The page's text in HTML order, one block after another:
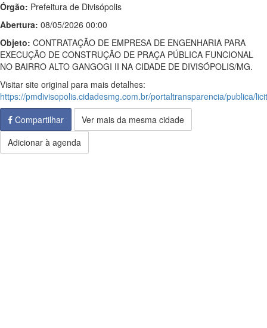
Órgão: Prefeitura de Divisópolis
Abertura: 08/05/2026 00:00
Objeto: CONTRATAÇÃO DE EMPRESA DE ENGENHARIA PARA
EXECUÇÃO DE CONSTRUÇÃO DE PRAÇA PÚBLICA FUNCIONAL
NO BAIRRO ALTO GANGOGI II NA CIDADE DE DIVISÓPOLIS/MG.
Visitar site original para mais detalhes:
https://pmdivisopolis.cidadesmg.com.br/portaltransparencia/publica/
Compartilhar
Ver mais da mesma cidade
Adicionar à agenda